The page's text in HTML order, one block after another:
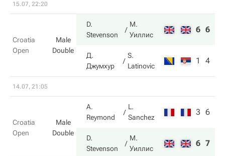
15.07, 22:20
Croatia
Open
Male
Double
D.
Stevenson
М.
Уиллис
6 6
Д.
Джумхур
S.
Latinovic
1 4
14.07, 21:05
Croatia
Open
Male
Double
A.
Reymond
L.
Sanchez
3 6
D.
Stevenson
М.
Уиллис
6 7